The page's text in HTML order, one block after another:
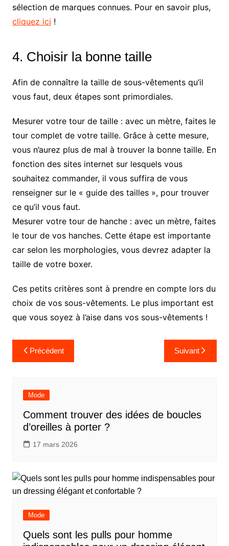
sélection de marques connues. Pour en savoir plus,
cliquez ici !
4. Choisir la bonne taille
Afin de connaître la taille de sous-vêtements qu’il
vous faut, deux étapes sont primordiales.
Mesurer votre tour de taille : avec un mètre, faites le
tour complet de votre taille. Grâce à cette mesure,
vous n’aurez plus de mal à trouver la bonne taille. En
fonction des sites internet sur lesquels vous
souhaitez commander, il vous suffira de vous
renseigner sur le « guide des tailles », pour trouver
ce qu’il vous faut.
Mesurer votre tour de hanche : avec un mètre, faites
le tour de vos hanches. Cette étape est importante
car selon les morphologies, vous devrez adapter la
taille de votre boxer.
Ces petits critères sont à prendre en compte lors du
choix de vos sous-vêtements. Le plus important est
que vous soyez à l’aise dans vos sous-vêtements !
Navigation
de
Précédent Suivant
Mode
Comment trouver des idées de boucles
d’oreilles à porter ?
17 mars 2026
Mode
Quels sont les pulls pour homme